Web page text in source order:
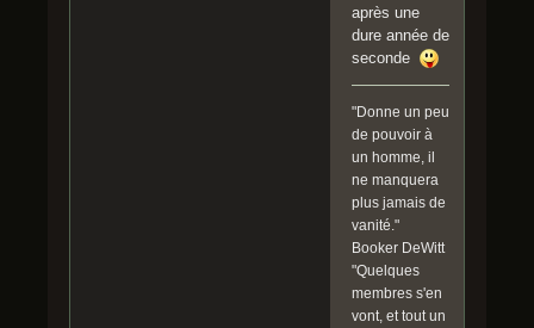
après une
dure année de
seconde
"Donne un peu
de pouvoir à
un homme, il
ne manquera
plus jamais de
vanité."
Booker DeWitt
"Quelques
membres s'en
vont, et tout un